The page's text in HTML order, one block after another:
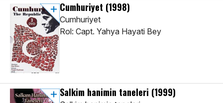
Cumhuriyet (1998)
Cumhuriyet
Rol: Capt. Yahya Hayati Bey
Salkim hanimin taneleri (1999)